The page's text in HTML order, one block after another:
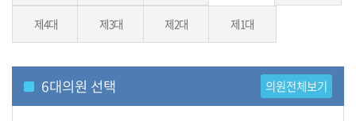
상
임
위
원
회
제4대 제3대 제2대 제1대
6대의원 선택 의원전체보기